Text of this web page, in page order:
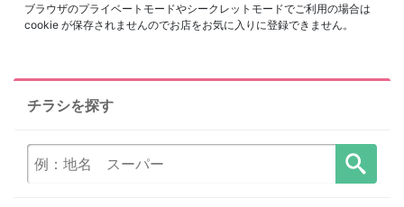
ブラウザのプライベートモードやシークレットモードでご利用の場合は
cookie が保存されませんのでお店をお気に入りに登録できません。
チラシを探す